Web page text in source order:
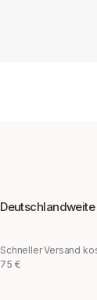
Schneller Versand
75 €